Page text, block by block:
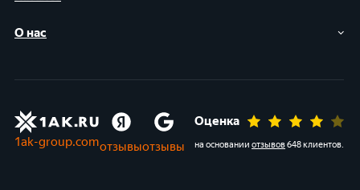
О нас
1ak-group.comотзывыотзывы
Оценка
на основании отзывов648 клиентов.